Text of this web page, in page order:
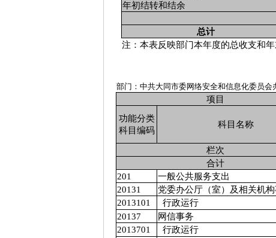
年初结转和结余
总计
注：本表反映部门本年度的总收支和
部门：中共大同市委网络安全和信息化委员会
项目
功能分类
科目编码
科目名称
栏次
合计
201
一般公共服务支出
20131
党委办公厅（室）及相关机
2013101
行政运行
20137
网信事务
2013701
行政运行